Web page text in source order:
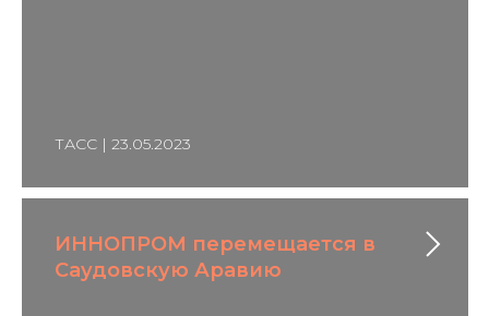
ТАСС | 23.05.2023
ИННОПРОМ перемещается в
Саудовскую Аравию